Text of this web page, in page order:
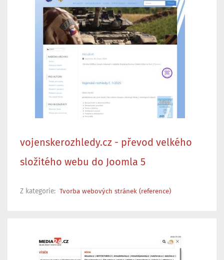
vojenskerozhledy.cz - převod velkého
složitého webu do Joomla 5
Z kategorie: Tvorba webových stránek (reference)